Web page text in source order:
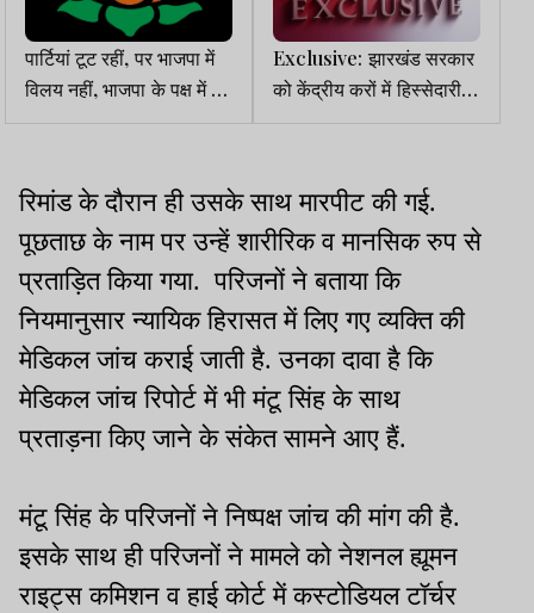
पार्टियां टूट रहीं, पर भाजपा में
विलय नहीं, भाजपा के पक्ष में बन
रहा थर्ड फ्रंट
Exclusive: झारखंड सरकार
को केंद्रीय करों में हिस्सेदारी
पहले के मुकाबले ज्यादा मिली,
रिमांड के दौरान ही उसके साथ मारपीट की गई.
पूछताछ के नाम पर उन्हें शारीरिक व मानसिक रुप से
प्रताड़ित किया गया. परिजनों ने बताया कि
नियमानुसार न्यायिक हिरासत में लिए गए व्यक्ति की
मेडिकल जांच कराई जाती है. उनका दावा है कि
मेडिकल जांच रिपोर्ट में भी मंटू सिंह के साथ
प्रताड़ना किए जाने के संकेत सामने आए हैं.
मंटू सिंह के परिजनों ने निष्पक्ष जांच की मांग की है.
इसके साथ ही परिजनों ने मामले को नेशनल ह्यूमन
राइट्स कमिशन व हाई कोर्ट में कस्टोडियल टॉर्चर